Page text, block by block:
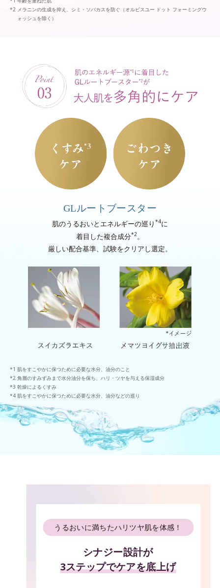
メラニンの生成を抑え、シミ・ソバカスを防ぐ（オルビスユー ドット フォーミングウ
ォッシュを除く）
GLルートブースター
肌のうるおいとエネルギーの巡り *4に
着目した複合成分*2。
厳しい配合基準、試験をクリアし選定。
肌をすこやかに保つために必要な水分、油分のこと
角層のすみずみまで水分油分を保ち、ハリ・ツヤを与える保湿成分
乾燥によるくすみ
肌をすこやかに保つために必要な水分、油分などの巡り
うるおいに満ちたハリツヤ肌を体感！
シナジー設計が
3ステップでケアを底上げ